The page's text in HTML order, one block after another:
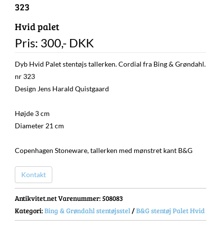
323
Hvid palet
Pris: 300,- DKK
Dyb Hvid Palet stentøjs tallerken. Cordial fra Bing & Grøndahl.
nr 323
Design Jens Harald Quistgaard
Højde 3 cm
Diameter 21 cm
Copenhagen Stoneware, tallerken med mønstret kant B&G
Kontakt
Antikvitet.net Varenummer: 508083
Kategori:Bing & Grøndahl stentøjsstel /B&G stentøj Palet Hvid